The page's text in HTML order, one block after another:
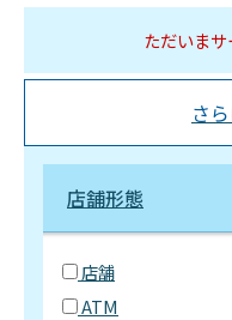
ただいまサ
さ
店舗形態
店舗
ATM